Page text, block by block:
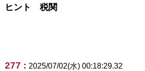
ヒント 税関
277 : 2025/07/02(水) 00:18:29.32